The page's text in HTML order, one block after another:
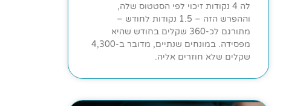
לה 4 נקודות זיכוי לפי הסטטוס שלה,
וההפרש הזה – 1.5 נקודות לחודש –
מתורגם לכ-360 שקלים בחודש שהיא
מפסידה. במונחים שנתיים, מדובר ב-4,300
שקלים שלא חוזרים אליה.